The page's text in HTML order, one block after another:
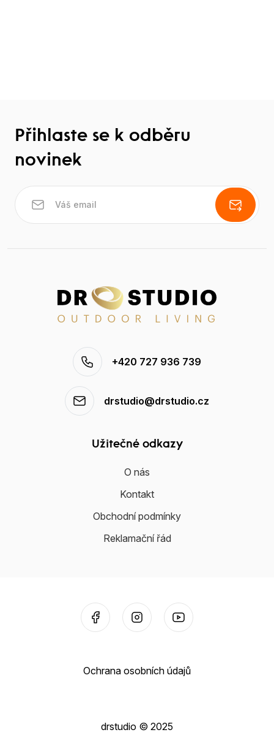
Přihlaste se k odběru
novinek
+420 727 936 739
drstudio@drstudio.cz
Užitečné odkazy
O nás
Kontakt
Obchodní podmínky
Reklamační řád
Ochrana osobních údajů
drstudio © 2025